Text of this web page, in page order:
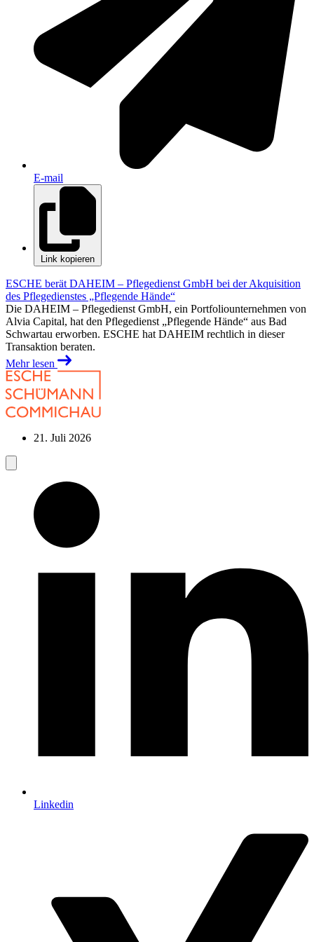
E-mail
Link kopieren
ESCHE berät DAHEIM – Pflegedienst GmbH bei der Akquisition
des Pflegedienstes „Pflegende Hände“
Die DAHEIM – Pflegedienst GmbH, ein Portfoliounternehmen von
Alvia Capital, hat den Pflegedienst „Pflegende Hände“ aus Bad
Schwartau erworben. ESCHE hat DAHEIM rechtlich in dieser
Transaktion beraten.
Mehr lesen
21. Juli 2026
Linkedin